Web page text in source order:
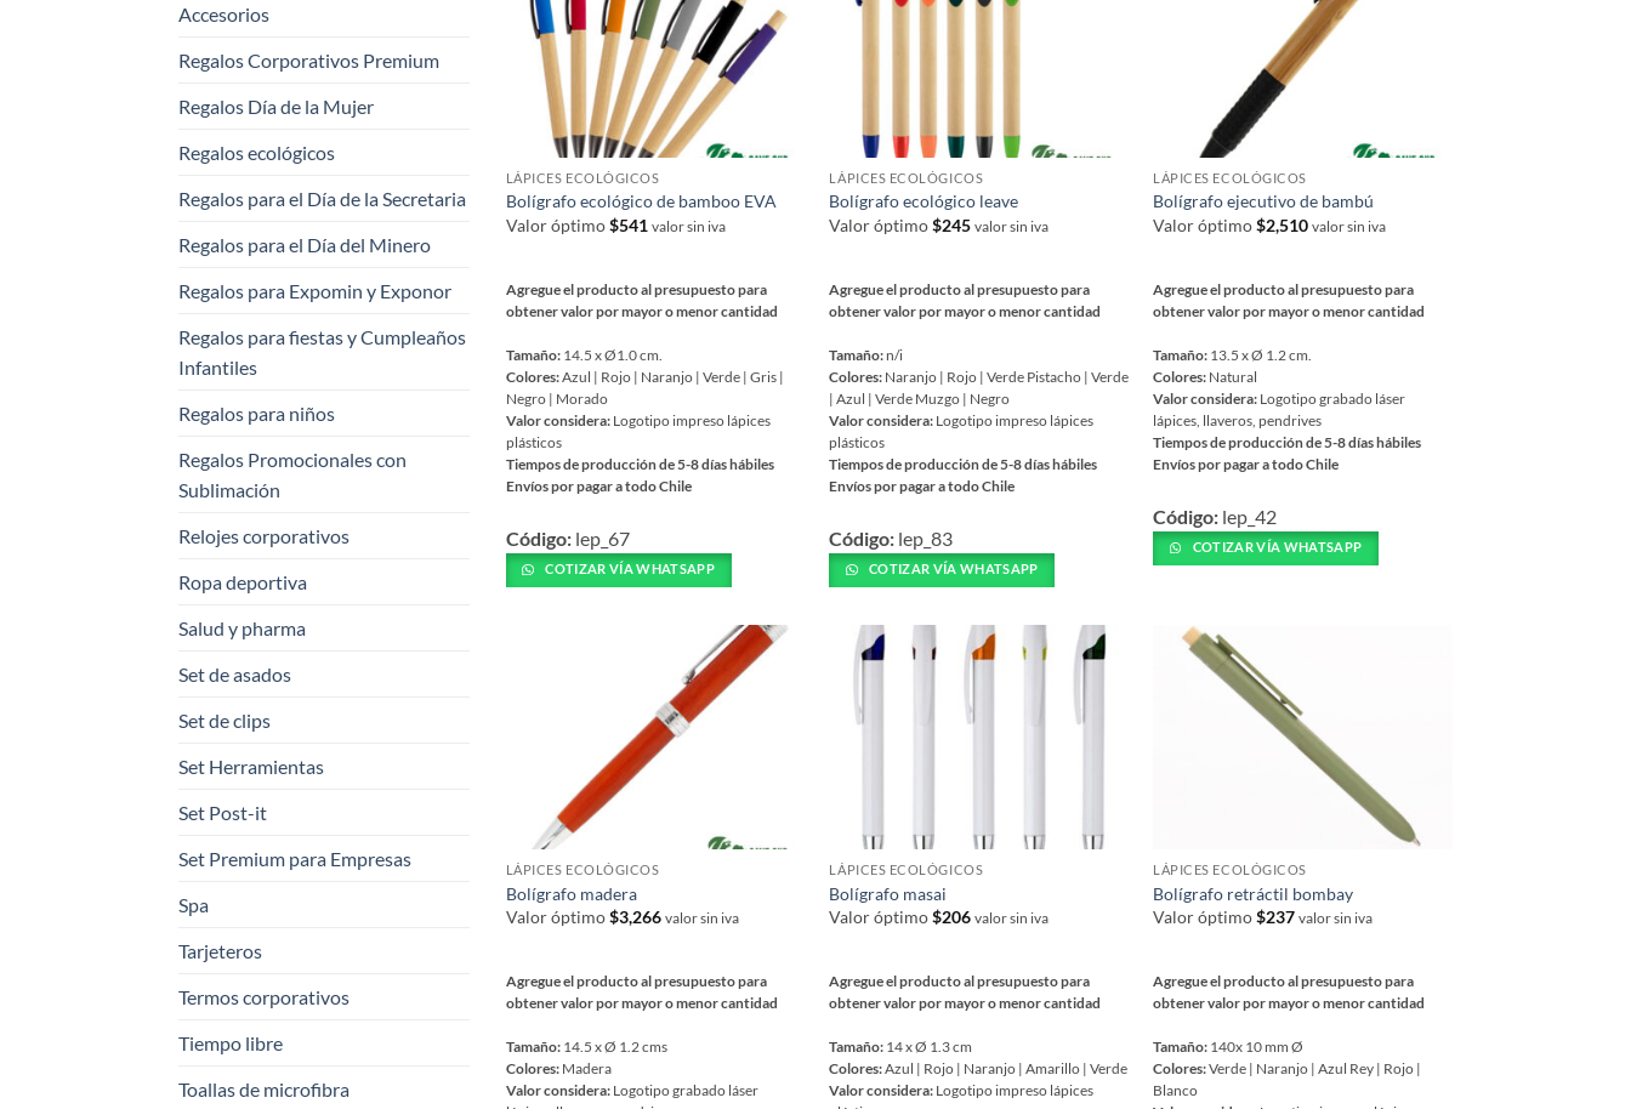
Accesorios
Regalos Corporativos Premium
Regalos Día de la Mujer
Regalos ecológicos
Regalos para el Día de la Secretaria
Regalos para el Día del Minero
Regalos para Expomin y Exponor
Regalos para fiestas y Cumpleaños
Infantiles
Regalos para niños
Regalos Promocionales con
Sublimación
Relojes corporativos
Ropa deportiva
Salud y pharma
Set de asados
Set de clips
Set Herramientas
Set Post-it
Set Premium para Empresas
Spa
Tarjeteros
Termos corporativos
Tiempo libre
Toallas de microfibra
pueden
elegir
página
producto
página
de
producto
producto
LÁPICES ECOLÓGICOS
Bolígrafo ecológico de bamboo EVA
Valor óptimo$541 valor sin iva
Agregue el producto al presupuesto para
obtener valor por mayor o menor cantidad
Tamaño: 14.5 x Ø1.0 cm.
Colores:Azul | Rojo | Naranjo | Verde | Gris |
Negro | Morado
Valor considera: Logotipo impreso lápices
plásticos
Tiempos de producción de 5-8 días hábiles
Envíos por pagar a todo Chile
producto
tiene
página
de
producto
Código: lep_67
COTIZAR VÍA WHATSAPP
LÁPICES ECOLÓGICOS
Bolígrafo ecológico leave
Valor óptimo$245 valor sin iva
Agregue el producto al presupuesto para
obtener valor por mayor o menor cantidad
Tamaño: n/i
Colores: Naranjo | Rojo | Verde Pistacho | Verde
| Azul | Verde Muzgo | Negro
Valor considera: Logotipo impreso lápices
plásticos
Tiempos de producción de 5-8 días hábiles
Envíos por pagar a todo Chile
producto
tiene
variantes.
página
de
producto
Código: lep_83
COTIZAR VÍA WHATSAPP
LÁPICES ECOLÓGICOS
Bolígrafo ejecutivo de bambú
Valor óptimo$2,510 valor sin iva
Agregue el producto al presupuesto para
obtener valor por mayor o menor cantidad
Tamaño: 13.5 x Ø 1.2 cm.
Colores: Natural
Valor considera: Logotipo grabado láser
lápices, llaveros, pendrives
Tiempos de producción de 5-8 días hábiles
Envíos por pagar a todo Chile
producto
tiene
opciones
producto
Código: lep_42
COTIZAR VÍA WHATSAPP
LÁPICES ECOLÓGICOS
Bolígrafo madera
Valor óptimo$3,266 valor sin iva
Agregue el producto al presupuesto para
obtener valor por mayor o menor cantidad
Tamaño: 14.5 x Ø 1.2 cms
Colores: Madera
Valor considera: Logotipo grabado láser
LÁPICES ECOLÓGICOS
Bolígrafo masai
Valor óptimo$206 valor sin iva
Agregue el producto al presupuesto para
obtener valor por mayor o menor cantidad
Tamaño: 14 x Ø 1.3 cm
Colores:Azul | Rojo | Naranjo | Amarillo | Verde
Valor considera: Logotipo impreso lápices
LÁPICES ECOLÓGICOS
Bolígrafo retráctil bombay
Valor óptimo$237 valor sin iva
Agregue el producto al presupuesto para
obtener valor por mayor o menor cantidad
Tamaño: 140x 10 mm Ø
Colores:Verde | Naranjo | Azul Rey | Rojo |
Blanco